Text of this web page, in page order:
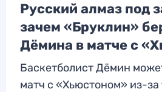
Русский алмаз под
зачем «Бруклин»
Дёмина в матче с
Баскетболист Дёмин
матч с «Хьюстоном» из-